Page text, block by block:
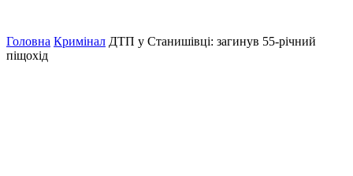
Головна Кримінал ДТП у Станишівці: загинув 55-річний
піщохід